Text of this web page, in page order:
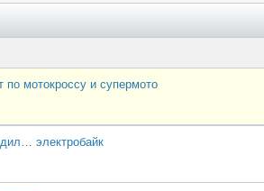
по мотокроссу и супермото
электробайк